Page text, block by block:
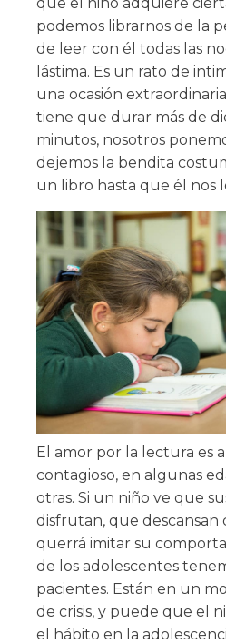
podemos librarnos de la
de leer con él todas las
lástima. Es un rato de
una ocasión
tiene que durar más de
minutos, nosotros
dejemos la bendita
un libro hasta que él nos
El amor por la lectura es
contagioso, en algunas
otras. Si un niño ve que
disfrutan, que
querrá imitar su
de los adolescentes
pacientes. Están en un
de crisis, y puede que el
el hábito en la